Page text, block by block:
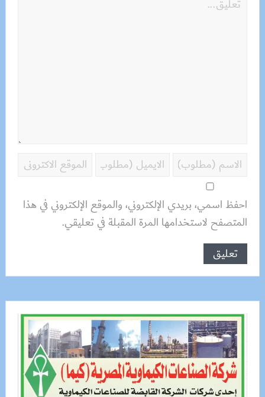
احفظ اسمي، بريدي الإلكتروني، والموقع الإلكتروني في هذا
المتصفح لاستخدامها المرة المقبلة في تعليقي.